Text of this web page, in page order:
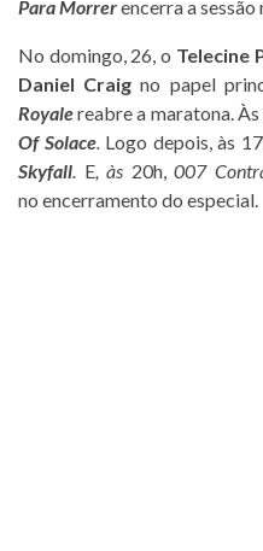
Para Morrerencerra a sessão
No domingo, 26, o Telecine
Daniel Craig no papel
Royalereabre a maratona.
Of Solace. Logo depois, às
Skyfall. E, às 20h,007
no encerramento do especial.